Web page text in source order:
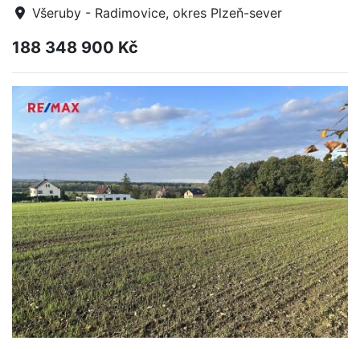
Všeruby - Radimovice, okres Plzeň-sever
188 348 900 Kč